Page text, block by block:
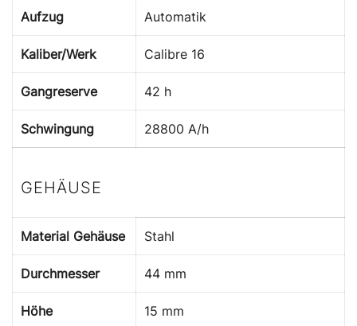
Aufzug Automatik
Kaliber/Werk Calibre 16
Gangreserve 42 h
Schwingung 28800 A/h
GEHÄUSE
Material Gehäuse Stahl
Durchmesser 44 mm
Höhe 15 mm